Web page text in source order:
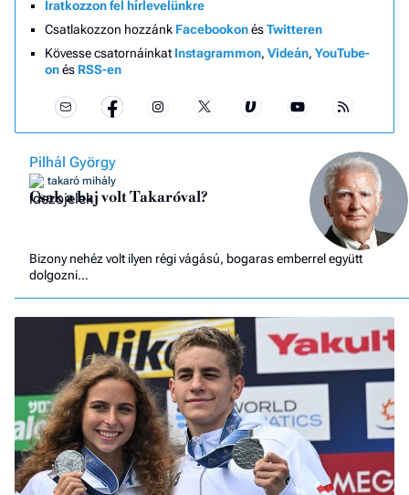
Iratkozzon fel hírlevelünkre
Csatlakozzon hozzánk FacebookonésTwitteren
Kövesse csatornáinkat Instagrammon, Videán, YouTube-
onés RSS-en
Pilhál György
takaró mihály
Csak a baj volt Takaróval?
Bizony nehéz volt ilyen régi vágású, bogaras emberrel együtt
dolgozni…